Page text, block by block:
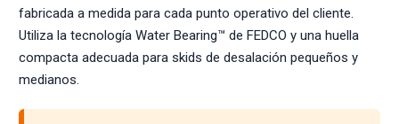
fabricada a medida para cada punto operativo del cliente.
Utiliza la tecnología Water Bearing™ de FEDCO y una huella
compacta adecuada para skids de desalación pequeños y
medianos.